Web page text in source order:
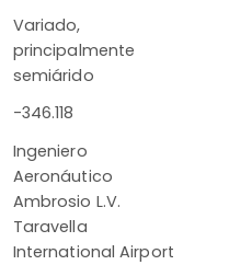
Variado,
principalmente
semiárido
-346.118
Ingeniero
Aeronáutico
Ambrosio L.V.
Taravella
International Airport